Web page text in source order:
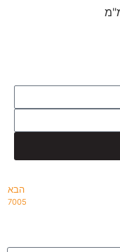
הבא
7005